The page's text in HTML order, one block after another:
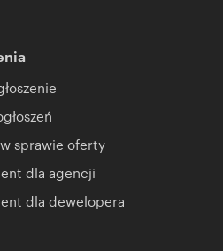
sprawie oferty
dla agencji
dla dewelopera